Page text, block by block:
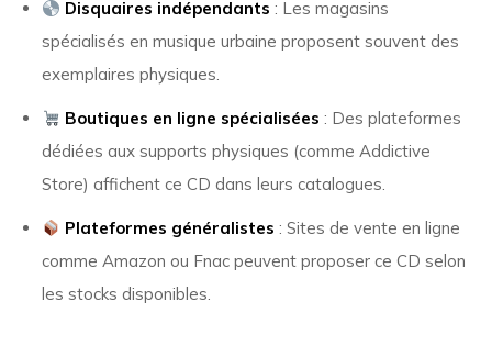
Disquaires indépendants : Les magasins
spécialisés en musique urbaine proposent souvent des
exemplaires physiques.
Boutiques en ligne spécialisées : Des plateformes
dédiées aux supports physiques (comme Addictive
Store) affichent ce CD dans leurs catalogues.
Plateformes généralistes : Sites de vente en ligne
comme Amazon ou Fnac peuvent proposer ce CD selon
les stocks disponibles.